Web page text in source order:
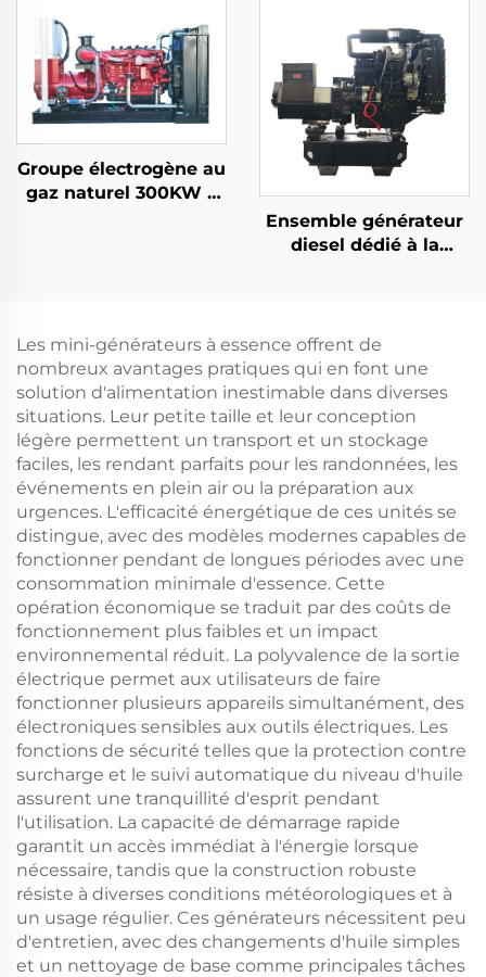
Soutien pour la
Production d'Énergie
Groupe électrogène au
gaz naturel 300KW à
Ensemble générateur
diesel dédié à la
Les mini-générateurs à essence offrent de
nombreux avantages pratiques qui en font une
solution d'alimentation inestimable dans diverses
situations. Leur petite taille et leur conception
légère permettent un transport et un stockage
faciles, les rendant parfaits pour les randonnées, les
événements en plein air ou la préparation aux
urgences. L'efficacité énergétique de ces unités se
distingue, avec des modèles modernes capables de
fonctionner pendant de longues périodes avec une
consommation minimale d'essence. Cette
opération économique se traduit par des coûts de
fonctionnement plus faibles et un impact
environnemental réduit. La polyvalence de la sortie
électrique permet aux utilisateurs de faire
fonctionner plusieurs appareils simultanément, des
électroniques sensibles aux outils électriques. Les
fonctions de sécurité telles que la protection contre
surcharge et le suivi automatique du niveau d'huile
assurent une tranquillité d'esprit pendant
l'utilisation. La capacité de démarrage rapide
garantit un accès immédiat à l'énergie lorsque
nécessaire, tandis que la construction robuste
résiste à diverses conditions météorologiques et à
un usage régulier. Ces générateurs nécessitent peu
d'entretien, avec des changements d'huile simples
et un nettoyage de base comme principales tâches